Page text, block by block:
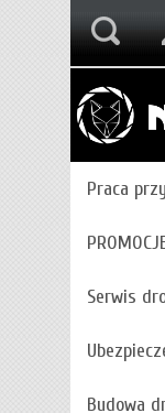
Praca
Serwis
Budowa